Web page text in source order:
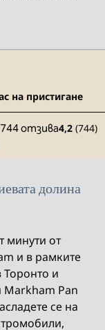
на пристигане
4,2 (744)
долина
минути от
и в рамките
Торонто и
Markham Pan
се на